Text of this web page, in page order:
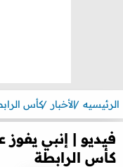
الرئيسيه الأخبار كأس
فيديو | إنبي
كأس الرابطة